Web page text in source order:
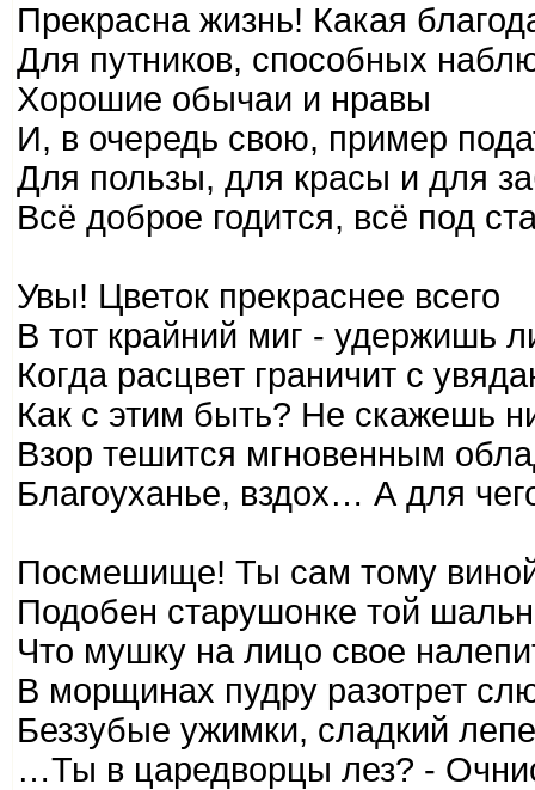
Прекрасна жизнь! Какая
Для путников, способных
Хорошие обычаи и нравы
И, в очередь свою, пример
Для пользы, для красы и для
Всё доброе годится, всё под
Увы! Цветок прекраснее всего
В тот крайний миг - удержишь
Когда расцвет граничит с
Как с этим быть? Не скажешь
Взор тешится мгновенным
Благоуханье, вздох… А для
Посмешище! Ты сам тому
Подобен старушонке той
Что мушку на лицо свое
В морщинах пудру разотрет
Беззубые ужимки, сладкий
…Ты в царедворцы лез? -